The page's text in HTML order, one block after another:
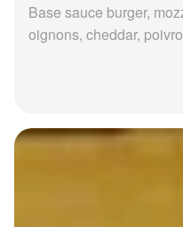
Base sauce burger,
oignons, cheddar,